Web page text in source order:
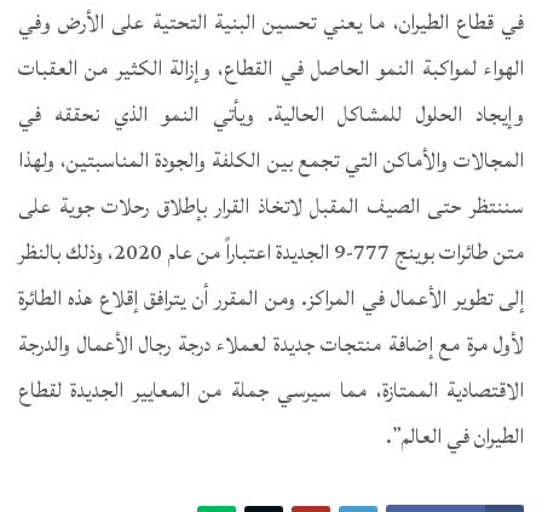
في قطاع الطيران، ما يعني تحسين البنية التحتية على الأرض وفي
الهواء لمواكبة النمو الحاصل في القطاع، وإزالة الكثير من العقبات
وإيجاد الحلول للمشاكل الحالية. ويأتي النمو الذي نحققه في
المجالات والأماكن التي تجمع بين الكلفة والجودة المناسبتين، ولهذا
سننتظر حتى الصيف المقبل لاتخاذ القرار بإطلاق رحلات جوية على
متن طائرات بوينج 777-9 الجديدة اعتباراً من عام 2020، وذلك بالنظر
إلى تطوير الأعمال في المراكز. ومن المقرر أن يترافق إقلاع هذه الطائرة
لأول مرة مع إضافة منتجات جديدة لعملاء درجة رجال الأعمال والدرجة
الاقتصادية الممتازة، مما سيرسي جملة من المعايير الجديدة لقطاع
الطيران في العالم”.